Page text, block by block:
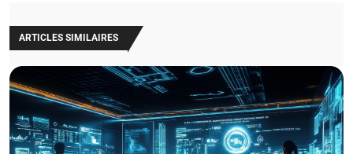
ARTICLES SIMILAIRES